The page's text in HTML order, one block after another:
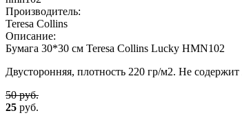
Производитель:
Teresa Collins
Описание:
Бумага 30*30 см Teresa Collins Lucky HMN102
Двусторонняя, плотность 220 гр/м2. Не
50 руб.
25 руб.